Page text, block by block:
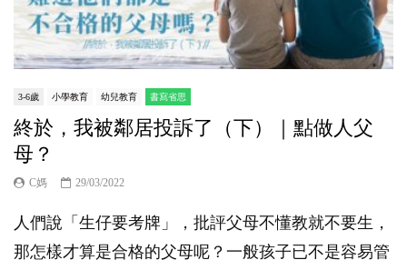
3-6歲 小學教育 幼兒教育 書寫省思
終於，我被鄰居投訴了（下）｜點做人父
母？
C媽 29/03/2022
人們說「生仔要考牌」，批評父母不懂教就不要生，
那怎樣才算是合格的父母呢？一般孩子已不是容易管